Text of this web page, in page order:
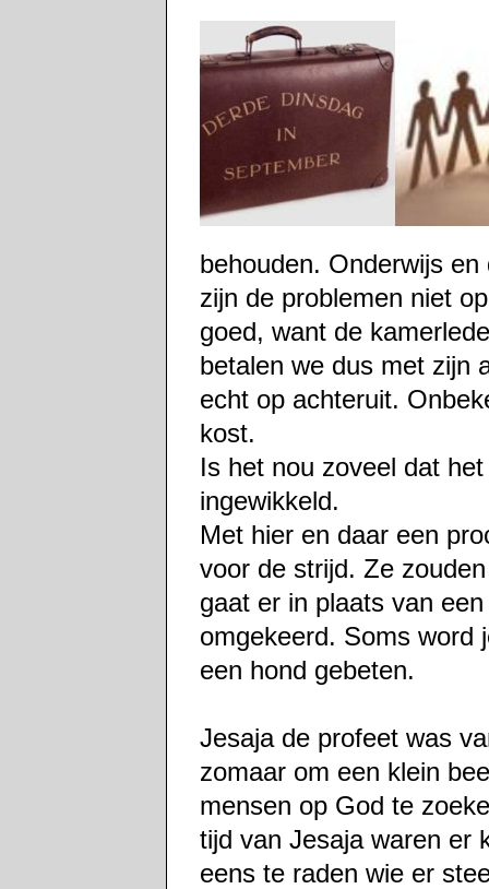
behouden. Onderwijs
zijn de problemen niet
goed, want de
betalen we dus met zijn
echt op achteruit.
kost.
Is het nou zoveel dat
ingewikkeld.
Met hier en daar een
voor de strijd. Ze
gaat er in plaats van
omgekeerd. Soms word
een hond gebeten.
Jesaja de profeet was
zomaar om een klein
mensen op God te
tijd van Jesaja waren er
eens te raden wie er